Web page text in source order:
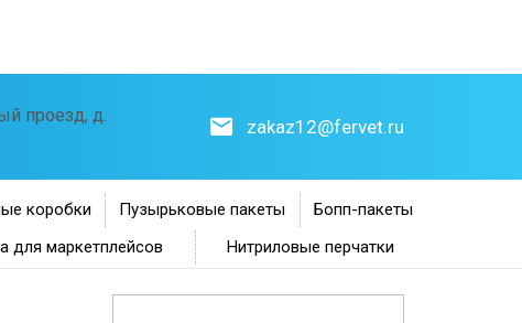
проезд, д.
zakaz12@fervet.ru
коробки Пузырьковые пакеты
Бопп-пакеты
для маркетплейсов Нитриловые перчатки